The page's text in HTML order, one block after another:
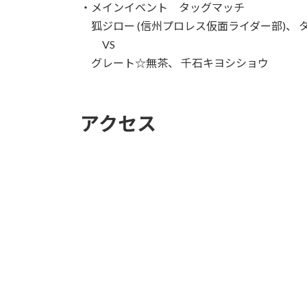
・メインイベント タッグマッチ
狐ジロー (信州プロレス仮面ライダー部)、
VS
グレート☆無茶、 千石キヨシショウ
アクセス